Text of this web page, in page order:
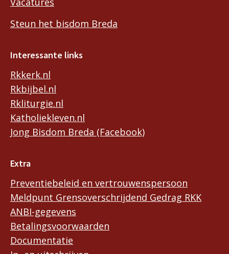
Steun het bisdom Breda
Interessante links
Rkkerk.nl
Rkbijbel.nl
Rkliturgie.nl
Katholiekleven.nl
Jong Bisdom Breda (Facebook)
Extra
Preventiebeleid en vertrouwenspersoon
Meldpunt Grensoverschrijdend Gedrag RKK
ANBI-gegevens
Betalingsvoorwaarden
Documentatie